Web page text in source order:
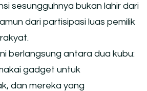
sesungguhnya bukan lahir dari
dari partisipasi luas pemilik
berlangsung antara dua kubu:
gadget untuk
dan mereka yang